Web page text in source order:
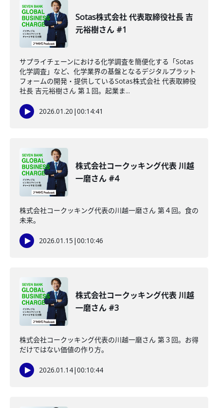
Sotas株式会社 代表取締役社長 吉
元裕樹さん #1
サプライチェーンにおける化学調査を簡便化する「Sotas
化学調査」など、化学業界の基盤となるデジタルプラット
フォームの開発・提供しているSotas株式会社 代表取締役
社長 吉元裕樹さん 第１回。起業ま...
2026.01.20 |00:14:41
株式会社コークッキング代表 川越
一磨さん #4
株式会社コークッキング代表の川越一磨さん 第４回。食の
未来。
2026.01.15 |00:10:46
株式会社コークッキング代表 川越
一磨さん #3
株式会社コークッキング代表の川越一磨さん 第３回。お得
だけではない価値の作り方。
2026.01.14|00:10:44